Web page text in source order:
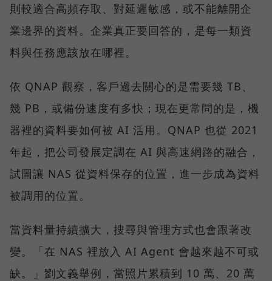
則較適合高頻存取、對延遲敏感，或不能離開企
業邊界的資料。企業真正要回答的，是每一類資
料與任務應該放在哪裡。
依 QNAP 觀察，客戶過去關心的是需要幾 TB、
幾 PB，或備份速度有多快；現在更常問的是，機
器裡的資料要如何被 AI 活用。QNAP 也從 2021
年起，把公司發展定調在 AI 與高速網路的融合，
試圖讓 NAS 從資料保存的位置，進一步成為資料
被調用的位置。
當資料量持續擴大，搜尋與管理方式也會跟著改
變。「在 NAS 裡放入 AI Agent 會越來越不可或
缺。」劉文義舉例，當照片累積到 10 萬、20 萬